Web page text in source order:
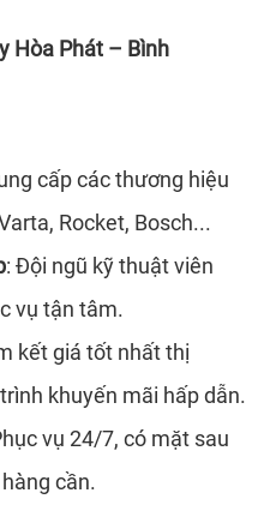
Hòa Phát – Bình
cấp các thương hiệu
Rocket, Bosch...
: Đội ngũ kỹ thuật viên
vụ tận tâm.
kết giá tốt nhất thị
khuyến mãi hấp dẫn.
vụ 24/7, có mặt sau
cần.